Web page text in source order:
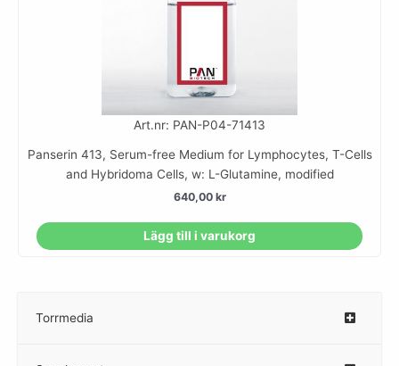
Art.nr: PAN-P04-71413
Panserin 413, Serum-free Medium for Lymphocytes, T-Cells
and Hybridoma Cells, w: L-Glutamine, modified
640,00 kr
Lägg till i varukorg
Torrmedia
–